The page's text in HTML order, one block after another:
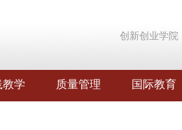
创新创业学院
教学 质量管理 国际教育